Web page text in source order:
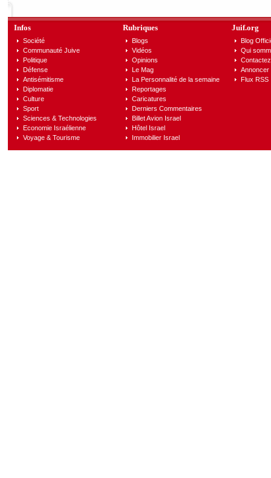
Infos
Société
Communauté Juive
Politique
Défense
Antisémitisme
Diplomatie
Culture
Sport
Sciences & Technologies
Economie Israélienne
Voyage & Tourisme
Rubriques
Blogs
Vidéos
Opinions
Le Mag
La Personnalité de la semaine
Reportages
Caricatures
Derniers Commentaires
Billet Avion Israel
Hôtel Israel
Immobilier Israel
Juif.org
Blog
Qui
Annoncer
Flux RSS